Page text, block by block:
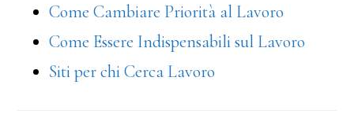
Come Cambiare Priorità al Lavoro
Come Essere Indispensabili sul Lavoro
Siti per chi Cerca Lavoro